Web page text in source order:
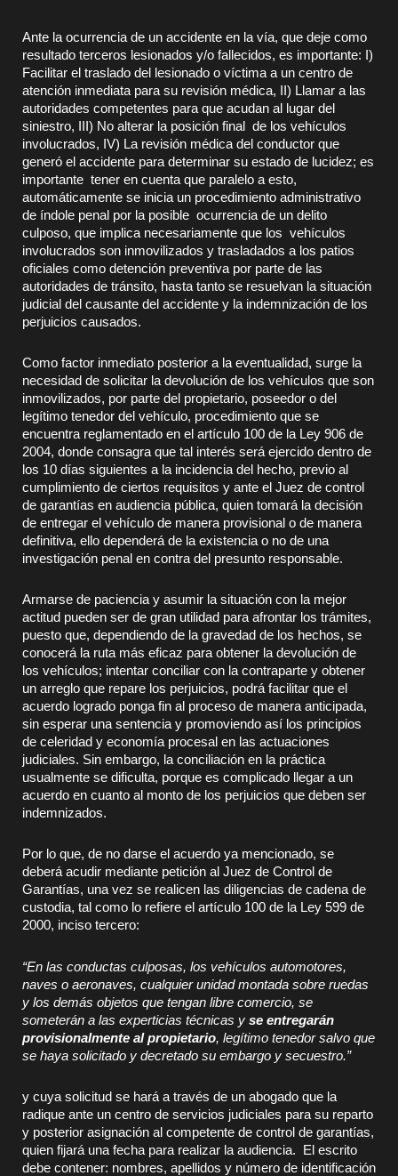
Ante la ocurrencia de un accidente en la vía, que deje como
resultado terceros lesionados y/o fallecidos, es importante: I)
Facilitar el traslado del lesionado o víctima a un centro de
atención inmediata para su revisión médica, II) Llamar a las
autoridades competentes para que acudan al lugar del
siniestro, III) No alterar la posición final de los vehículos
involucrados, IV) La revisión médica del conductor que
generó el accidente para determinar su estado de lucidez; es
importante tener en cuenta que paralelo a esto,
automáticamente se inicia un procedimiento administrativo
de índole penal por la posible ocurrencia de un delito
culposo, que implica necesariamente que los vehículos
involucrados son inmovilizados y trasladados a los patios
oficiales como detención preventiva por parte de las
autoridades de tránsito, hasta tanto se resuelvan la situación
judicial del causante del accidente y la indemnización de los
perjuicios causados.
Como factor inmediato posterior a la eventualidad, surge la
necesidad de solicitar la devolución de los vehículos que son
inmovilizados, por parte del propietario, poseedor o del
legítimo tenedor del vehículo, procedimiento que se
encuentra reglamentado en el artículo 100 de la Ley 906 de
2004, donde consagra que tal interés será ejercido dentro de
los 10 días siguientes a la incidencia del hecho, previo al
cumplimiento de ciertos requisitos y ante el Juez de control
de garantías en audiencia pública, quien tomará la decisión
de entregar el vehículo de manera provisional o de manera
definitiva, ello dependerá de la existencia o no de una
investigación penal en contra del presunto responsable.
Armarse de paciencia y asumir la situación con la mejor
actitud pueden ser de gran utilidad para afrontar los trámites,
puesto que, dependiendo de la gravedad de los hechos, se
conocerá la ruta más eficaz para obtener la devolución de
los vehículos; intentar conciliar con la contraparte y obtener
un arreglo que repare los perjuicios, podrá facilitar que el
acuerdo logrado ponga fin al proceso de manera anticipada,
sin esperar una sentencia y promoviendo así los principios
de celeridad y economía procesal en las actuaciones
judiciales. Sin embargo, la conciliación en la práctica
usualmente se dificulta, porque es complicado llegar a un
acuerdo en cuanto al monto de los perjuicios que deben ser
indemnizados.
Por lo que, de no darse el acuerdo ya mencionado, se
deberá acudir mediante petición al Juez de Control de
Garantías, una vez se realicen las diligencias de cadena de
custodia, tal como lo refiere el artículo 100 de la Ley 599 de
2000, inciso tercero:
“En las conductas culposas, los vehículos automotores,
naves o aeronaves, cualquier unidad montada sobre ruedas
y los demás objetos que tengan libre comercio, se
someterán a las experticias técnicas y se entregarán
provisionalmente al propietario, legítimo tenedor salvo que
se haya solicitado y decretado su embargo y secuestro.”
y cuya solicitud se hará a través de un abogado que la
radique ante un centro de servicios judiciales para su reparto
y posterior asignación al competente de control de garantías,
quien fijará una fecha para realizar la audiencia. El escrito
debe contener: nombres, apellidos y número de identificación